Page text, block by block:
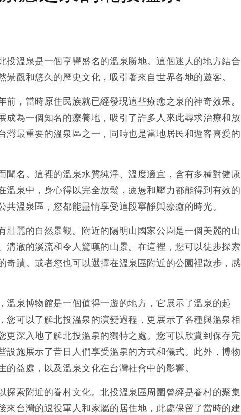
投溫泉是一個享譽盛名的溫泉勝地。這個迷人的地方結合
觀和悠久的歷史文化，吸引著來自世界各地的遊客。
，當時原住民族就已經發現這些療癒之泉的神奇效果。
成為一個知名的療養地，吸引了許多人來此尋求治療和放
灣最重要的溫泉區之一，同時也是當地居民和遊客喜愛的
聞名。這裡的溫泉水質純淨、溫度適宜，含有多種對健康
溫泉中，身心得以完全放鬆，疲憊和壓力都能得到有效的
溫泉區，您都能盡情享受這段寧靜與療癒的時光。
壯麗的自然景觀。附近的陽明山國家公園是一個美麗的山
清澈的溪流和令人驚嘆的山景。在這裡，您可以徒步探索
奇蹟。或者您也可以選擇在溫泉區附近的公園裡散步，感
溫泉博物館是一個值得一遊的地方，它展示了溫泉的起
您可以了解北投溫泉的演變過程，更展示了各種與溫泉相
更深入地了解北投溫泉的獨特之處。您可以欣賞到保存完
設施展示了昔日人們享受溫泉的方式和儀式。此外，博物
益處，以及溫泉文化在台灣社會中的影響。
探索附近的眷村文化。北投溫泉區周圍曾經是眷村的聚集
來台灣的退役軍人和家屬的居住地，此處保留了當時的建